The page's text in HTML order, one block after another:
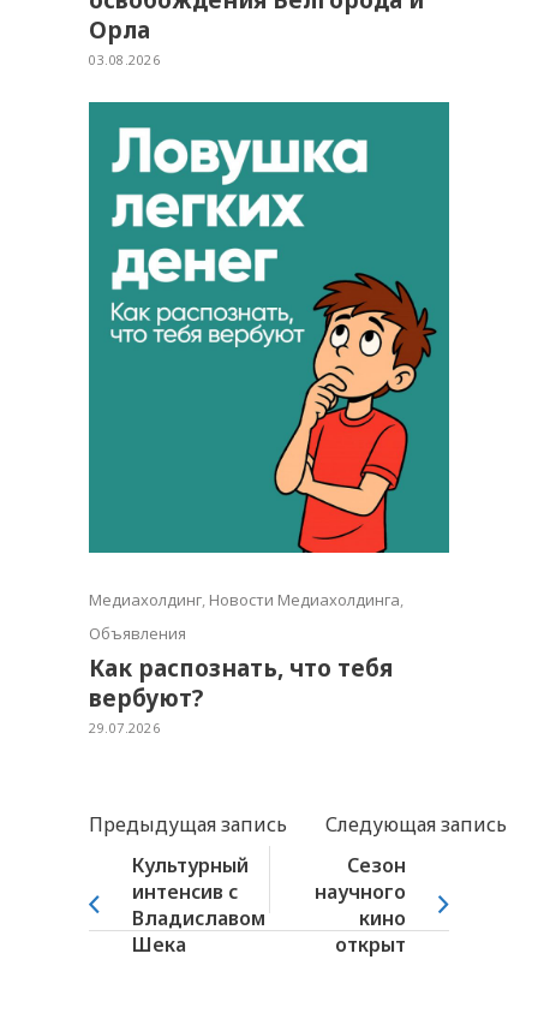
Орла
03.08.2026
Медиахолдинг, Новости Медиахолдинга,
Объявления
Как распознать, что тебя
вербуют?
29.07.2026
Предыдущая запись
Следующая запись
Культурный
интенсив с
Владиславом
Шека
Сезон
научного
кино
открыт